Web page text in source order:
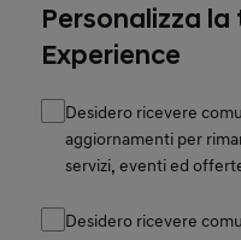
Personalizza
Experience
Desidero ricevere
aggiornamenti per
servizi, eventi ed
Desidero ricevere